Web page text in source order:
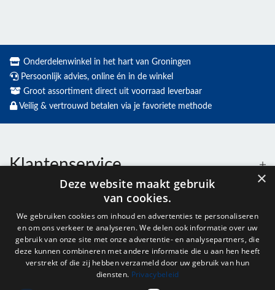
Onderdelenwinkel in het hart van Groningen
Persoonlijk advies, online én in de winkel
Groot assortiment direct uit voorraad leverbaar
Veilig & vertrouwd betalen via je favoriete methode
Klantenservice
Openingstijden
Nieuwsbrief
×
Deze website maakt gebruik
van cookies.
We gebruiken cookies om inhoud en advertenties te personaliseren
en om ons verkeer te analyseren. We delen ook informatie over uw
gebruik van onze site met onze advertentie- en analysepartners, die
deze kunnen combineren met andere informatie die u aan hen heeft
verstrekt of die zij hebben verzameld door uw gebruik van hun
diensten. Privacybeleid